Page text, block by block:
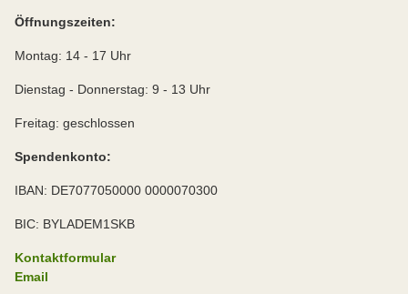
Öffnungszeiten:
Montag: 14 - 17 Uhr
Dienstag - Donnerstag: 9 - 13 Uhr
Freitag: geschlossen
Spendenkonto:
IBAN: DE7077050000 0000070300
BIC: BYLADEM1SKB
Kontaktformular
Email